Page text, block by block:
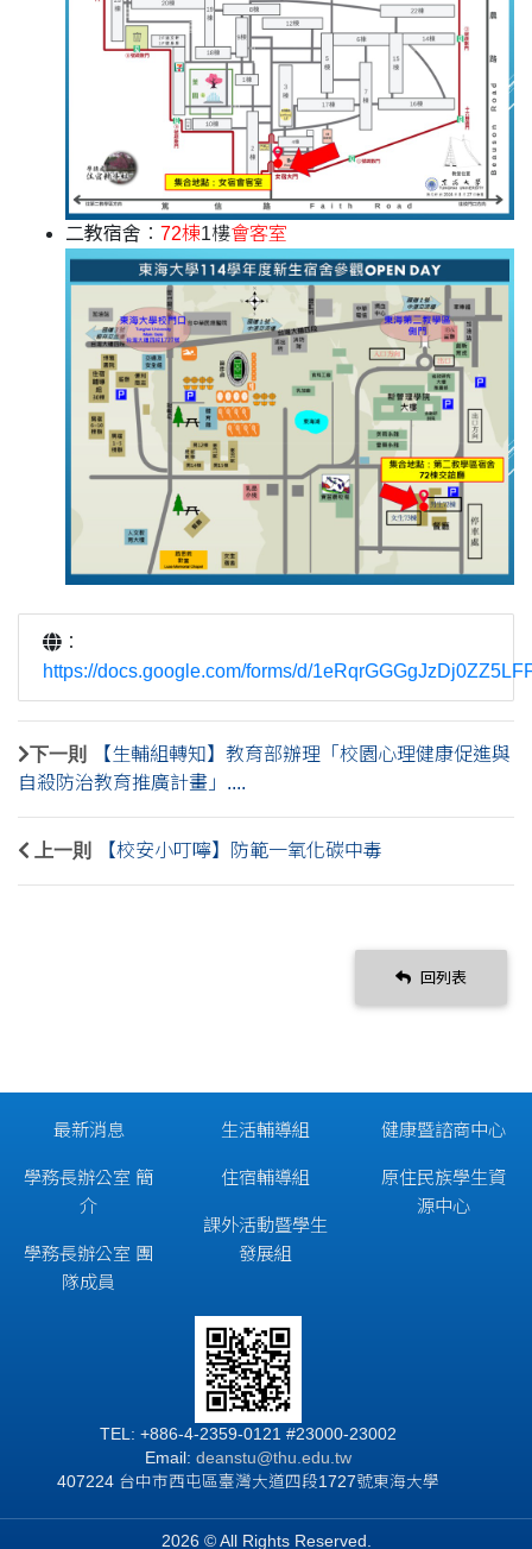
二教宿舍 ： 72棟1樓會客室
：
https://docs.google.com/forms/d/
下一則
【生輔組轉知】教育部辦理「校園心理健康促進與
自殺防治教育推廣計畫」....
上一則 【校安小叮嚀】防範一氧化碳中毒
回列表
最新消息
學務長辦公室 簡
介
學務長辦公室 團
隊成員
生活輔導組
住宿輔導組
課外活動暨學生
發展組
健康暨諮商中心
原住民族學生資
源中心
TEL: +886-4-2359-0121 #23000-23002
Email: deanstu@thu.edu.tw
407224 台中市西屯區臺灣大道四段1727號東海大學
2026 © All Rights Reserved.